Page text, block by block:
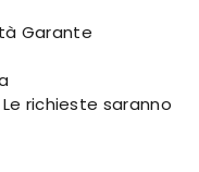
Garante
richieste saranno